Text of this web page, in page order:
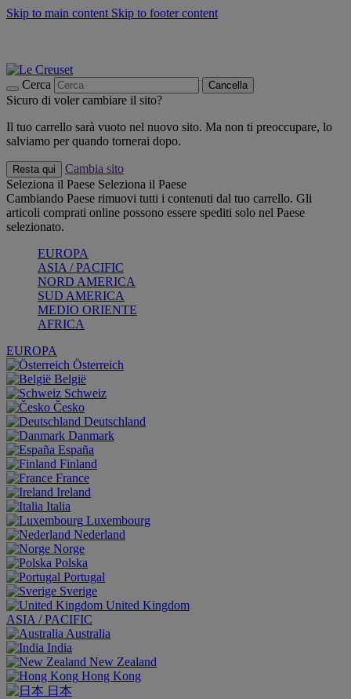
Skip to main content Skip to footer content
Cerca Cancella
Sicuro di voler cambiare il sito?
Il tuo carrello sarà vuoto nel nuovo sito. Ma non ti preoccupare, lo
salviamo per quando tornerai dopo.
Resta qui
Cambia sito
Seleziona il Paese Seleziona il Paese
Cambiando Paese rimuovi tutti i contenuti dal tuo carrello. Gli
articoli comprati online possono essere spediti solo nel Paese
selezionato.
EUROPA
ASIA / PACIFIC
NORD AMERICA
SUD AMERICA
MEDIO ORIENTE
AFRICA
EUROPA
Österreich
België
Schweiz
Česko
Deutschland
Danmark
España
Finland
France
Ireland
Italia
Luxembourg
Nederland
Norge
Polska
Portugal
Sverige
United Kingdom
ASIA / PACIFIC
Australia
India
New Zealand
Hong Kong
日本